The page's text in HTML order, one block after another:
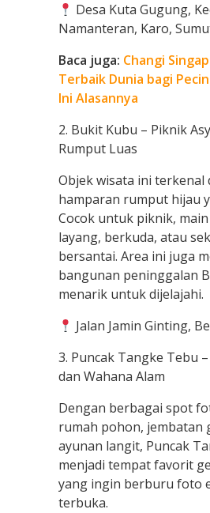
Desa Kuta Gugung,
Namanteran, Karo,
Baca juga: Changi
Terbaik Dunia bagi
Ini Alasannya
2. Bukit Kubu – Piknik
Rumput Luas
Objek wisata ini terkenal
hamparan rumput hijau
Cocok untuk piknik,
layang, berkuda, atau
bersantai. Area ini juga
bangunan peninggalan
menarik untuk dijelajahi.
Jalan Jamin Ginting,
3. Puncak Tangke Tebu
dan Wahana Alam
Dengan berbagai spot
rumah pohon, jembatan
ayunan langit, Puncak
menjadi tempat favorit
yang ingin berburu foto
terbuka.